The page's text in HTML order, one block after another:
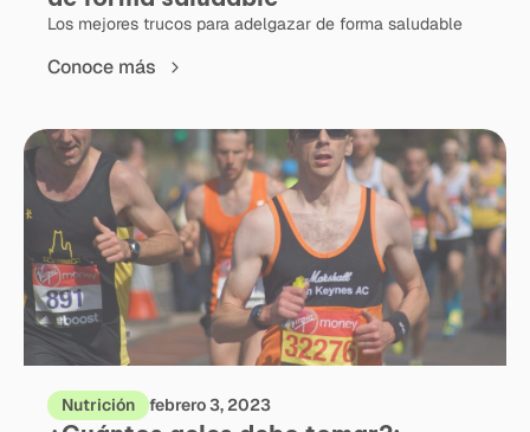
Los mejores trucos para adelgazar de forma saludable
Conoce más
Nutrición febrero 3, 2023